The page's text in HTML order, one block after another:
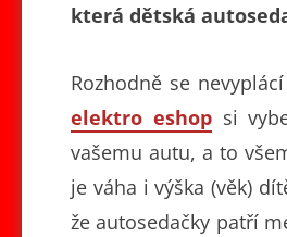
která dětská
Rozhodně se
elektro eshopsi
vašemu autu, a to
je váha i výška (věk)
že autosedačky patří